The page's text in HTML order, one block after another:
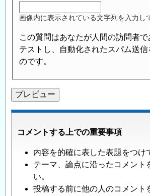
画像内に表示されている文字列を入力し
この質問はあなたが人間の訪問者
テストし、自動化されたスパム送
のです。
コメントする上での重要事項
内容を的確に表した表題をつけ
テーマ、論点に沿ったコメント
い。
投稿する前に他の人のコメント